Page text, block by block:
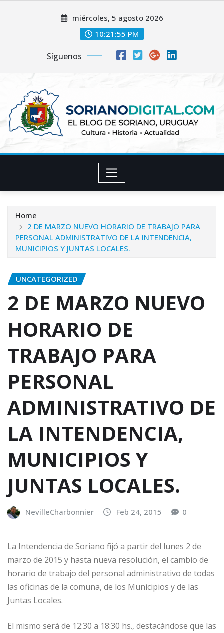
miércoles, 5 agosto 2026
10:21:56 PM
Síguenos
Home
2 DE MARZO NUEVO HORARIO DE TRABAJO PARA
PERSONAL ADMINISTRATIVO DE LA INTENDENCIA,
MUNICIPIOS Y JUNTAS LOCALES.
UNCATEGORIZED
2 DE MARZO NUEVO
HORARIO DE
TRABAJO PARA
PERSONAL
ADMINISTRATIVO DE
LA INTENDENCIA,
MUNICIPIOS Y
JUNTAS LOCALES.
NevilleCharbonnier Feb 24, 2015 0
La Intendencia de Soriano fijó a partir del lunes 2 de
marzo de 2015 y hasta nueva resolución, el cambio de
horario de trabajo del personal administrativo de todas
las oficinas de la comuna, de los Municipios y de las
Juntas Locales.
El mismo será de 12:30 a 18:30 hs., destacándose que las